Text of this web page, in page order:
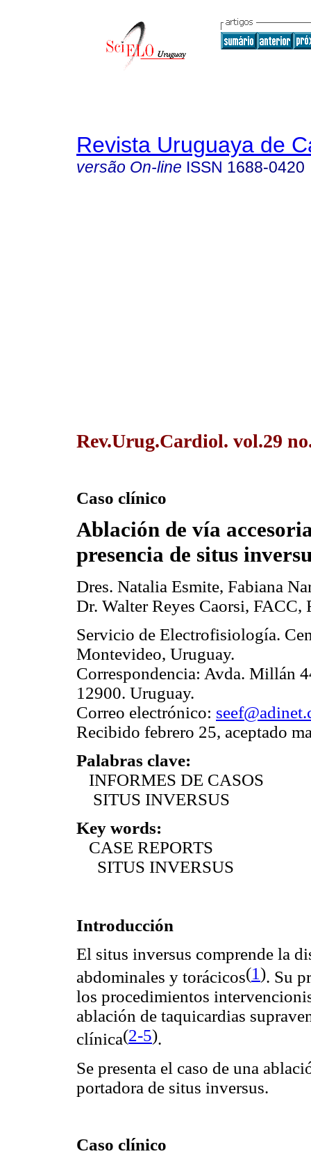
Revista Uruguaya de
versão On-line ISSN 1688-0420
Rev.Urug.Cardiol. vol.29
Caso clínico
Ablación de vía
presencia de situs
Dres. Natalia Esmite, Fabiana
Dr. Walter Reyes Caorsi, FACC,
Servicio de Electrofisiología.
Montevideo, Uruguay.
Correspondencia: Avda. Millán
12900. Uruguay.
Correo electrónico:
Recibido febrero 25, aceptado
Palabras clave:
INFORMES DE CASOS
SITUS INVERSUS
Key words:
CASE REPORTS
SITUS INVERSUS
Introducción
El situs inversus comprende la
abdominales y torácicos(1). Su
los procedimientos
ablación de taquicardias
clínica(2-5).
Se presenta el caso de una
portadora de situs inversus.
Caso clínico